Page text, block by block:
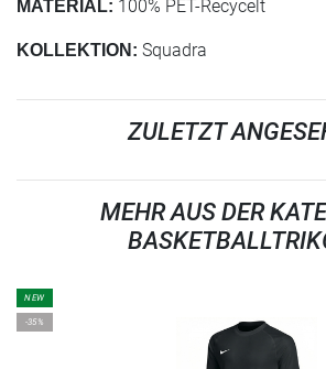
MATERIAL: 100% PET-Recycelt
KOLLEKTION: Squadra
ZULETZT
MEHR AUS DER
NEW
-35%